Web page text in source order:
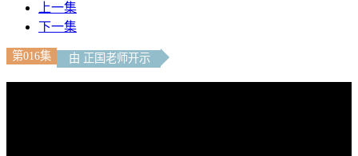
上一集
下一集
第016集 由 正国老师开示